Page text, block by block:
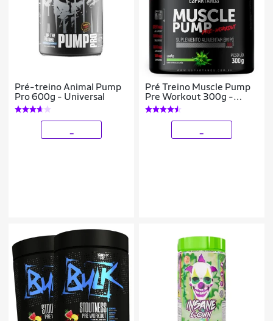
Pré-treino Animal Pump
Pro 600g - Universal
Pré Treino Muscle Pump
Pre Workout 300g -
Espartanos